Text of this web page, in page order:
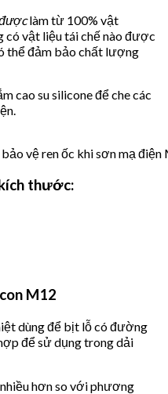
làm từ 100% vật
có vật liệu tái chế nào được
thể đảm bảo chất lượng
cao su silicone để che các
vệ ren ốc khi sơn mạ điện
thước:
M12
dùng để bịt lỗ có đường
để sử dụng trong dải
hơn so với phương